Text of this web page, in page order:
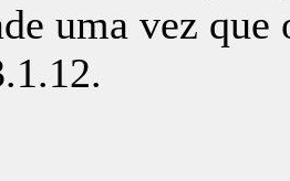
uma vez